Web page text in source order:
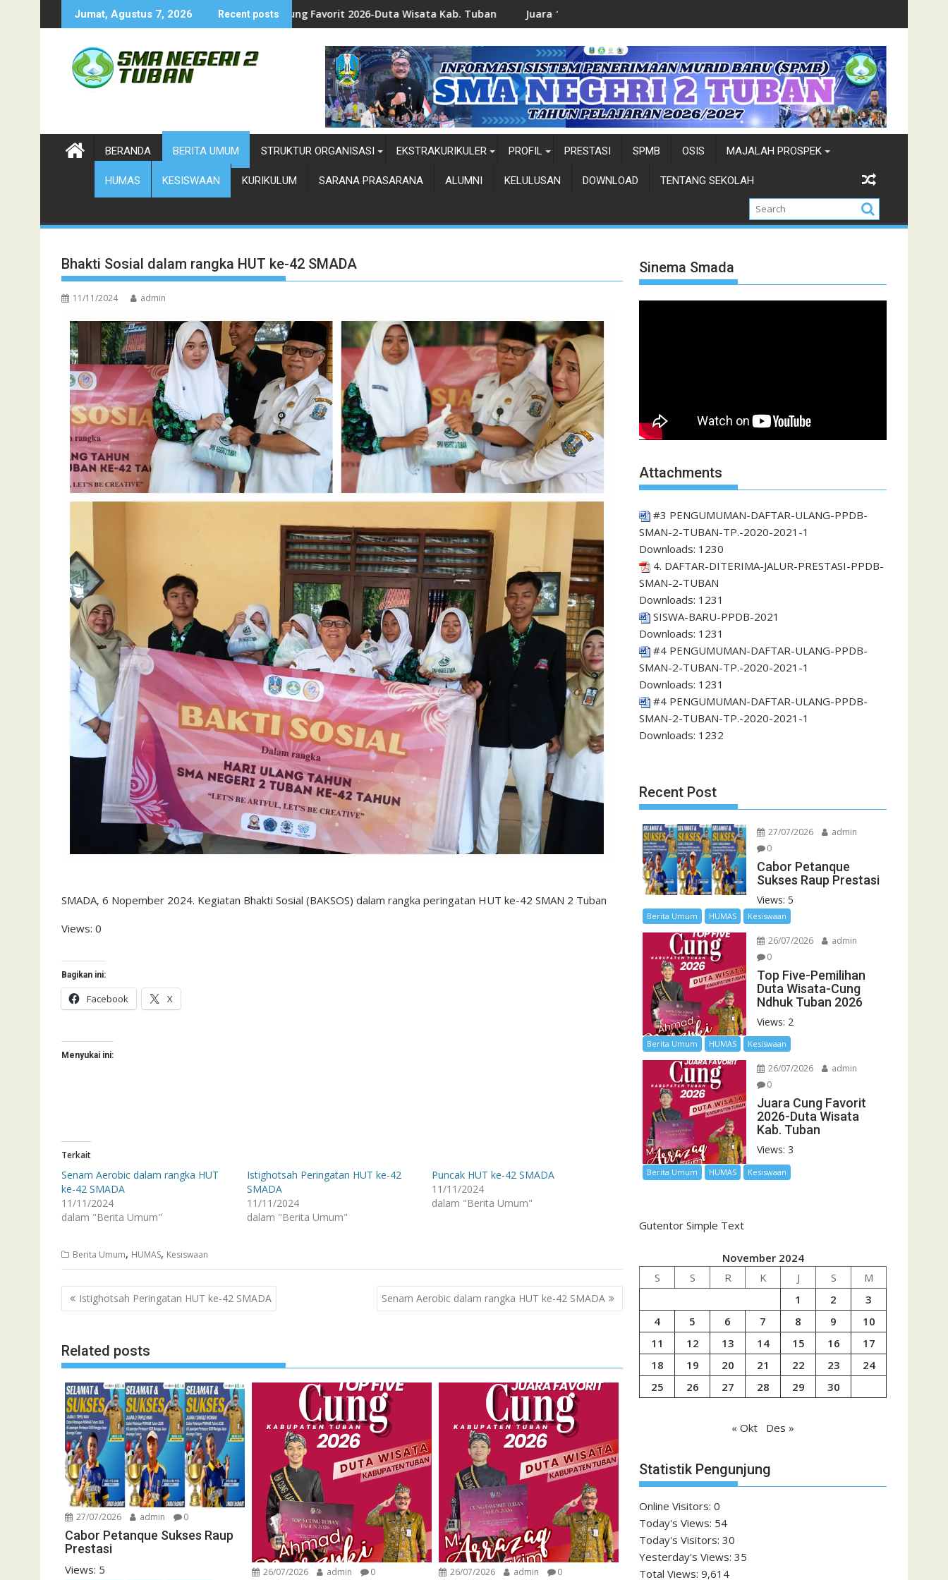
to
Jumat, Agustus 7, 2026 Recent posts
Wisata-Cung Ndhuk Tuban 2026Juara Cung Favorit 2026-Duta Wisata Kab. Tuban Juara 1 Duta Wisata-Ndhuk Kab. Tuban 2026
BERANDA BERITA UMUM STRUKTUR ORGANISASI EKSTRAKURIKULER PROFIL PRESTASI SPMB OSIS MAJALAH PROSPEK
HUMAS KESISWAAN KURIKULUM SARANA PRASARANA ALUMNI KELULUSAN DOWNLOAD TENTANG SEKOLAH
Bhakti Sosial dalam rangka HUT ke-42 SMADA
11/11/2024 admin
SMADA, 6 Nopember 2024. Kegiatan Bhakti Sosial (BAKSOS) dalam rangka peringatan HUT ke-42 SMAN 2 Tuban
Views: 0
Bagikan ini:
Facebook X
Menyukai ini:
Terkait
Senam Aerobic dalam rangka HUT
ke-42 SMADA
11/11/2024
dalam "Berita Umum"
Istighotsah Peringatan HUT ke-42
SMADA
11/11/2024
dalam "Berita Umum"
Puncak HUT ke-42 SMADA
11/11/2024
dalam "Berita Umum"
Berita Umum, HUMAS, Kesiswaan
Navigasi
pos
Istighotsah Peringatan HUT ke-42 SMADA Senam Aerobic dalam rangka HUT ke-42 SMADA
Related posts
27/07/2026 admin 0
Cabor Petanque Sukses Raup
Prestasi
Views: 5 26/07/2026 admin 0 26/07/2026 admin 0
Sinema Smada
Attachments
#3 PENGUMUMAN-DAFTAR-ULANG-PPDB-
SMAN-2-TUBAN-TP.-2020-2021-1
Downloads: 1230
4. DAFTAR-DITERIMA-JALUR-PRESTASI-PPDB-
SMAN-2-TUBAN
Downloads: 1231
SISWA-BARU-PPDB-2021
Downloads: 1231
#4 PENGUMUMAN-DAFTAR-ULANG-PPDB-
SMAN-2-TUBAN-TP.-2020-2021-1
Downloads: 1231
#4 PENGUMUMAN-DAFTAR-ULANG-PPDB-
SMAN-2-TUBAN-TP.-2020-2021-1
Downloads: 1232
Recent Post
27/07/2026
admin
0
Cabor Petanque
Sukses Raup Prestasi
Views: 5
Berita Umum HUMAS Kesiswaan
26/07/2026
admin
0
Top Five-Pemilihan
Duta Wisata-Cung
Ndhuk Tuban 2026
Views: 2
Berita Umum HUMAS Kesiswaan
26/07/2026
admin
0
Juara Cung Favorit
2026-Duta Wisata
Kab. Tuban
Views: 3
Berita Umum HUMAS Kesiswaan
Gutentor Simple Text
November 2024
S
S R K J S
M
1
2
3
4
5 6 7 8 9
10
11
12 13 14 15 16
17
18
19 20 21 22 23
24
25
26 27 28 29 30
« Okt Des »
Statistik Pengunjung
Online Visitors: 0
Today's Views: 54
Today's Visitors: 30
Yesterday's Views: 35
Total Views: 9,614